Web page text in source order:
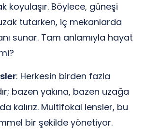
koyulaşır. Böylece, güneşi
tutarken, iç mekanlarda
sunar. Tam anlamıyla hayat
: Herkesin birden fazla
bazen yakına, bazen uzağa
kalırız. Multifokal lensler, bu
bir şekilde yönetiyor.